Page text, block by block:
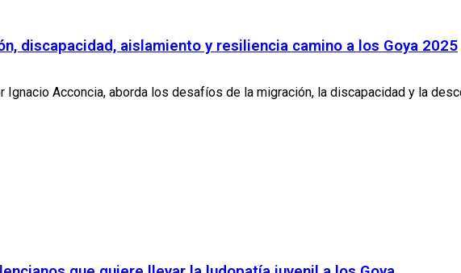
discapacidad, aislamiento y resiliencia camino a los Goya 2025
Ignacio Acconcia, aborda los desafíos de la migración, la discapacidad y la